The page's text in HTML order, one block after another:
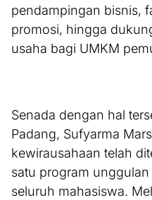
pendampingan bisnis,
promosi, hingga
usaha bagi UMKM
Senada dengan hal
Padang, Sufyarma
kewirausahaan telah
satu program
seluruh mahasiswa.